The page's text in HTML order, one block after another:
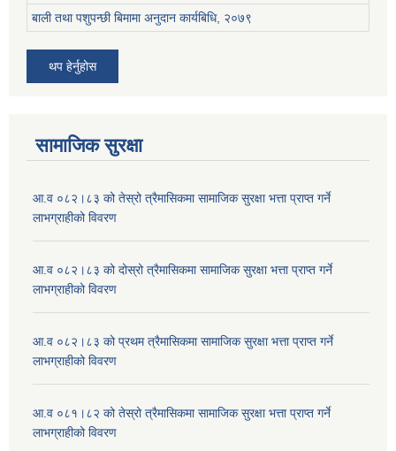
बाली तथा पशुपन्छी बिमामा अनुदान कार्यबिधि, २०७९
थप हेर्नुहोस
सामाजिक सुरक्षा
आ.व ०८२।८३ को तेस्रो त्रैमासिकमा सामाजिक सुरक्षा भत्ता प्राप्त गर्ने
लाभग्राहीको विवरण
आ.व ०८२।८३ को दोस्रो त्रैमासिकमा सामाजिक सुरक्षा भत्ता प्राप्त गर्ने
लाभग्राहीको विवरण
आ.व ०८२।८३ को प्रथम त्रैमासिकमा सामाजिक सुरक्षा भत्ता प्राप्त गर्ने
लाभग्राहीको विवरण
आ.व ०८१।८२ को तेस्रो त्रैमासिकमा सामाजिक सुरक्षा भत्ता प्राप्त गर्ने
लाभग्राहीको विवरण